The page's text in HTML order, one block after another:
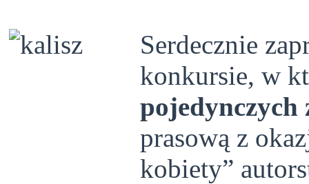
Serdecznie
konkursie, w
pojedynczych
prasową z
kobiety”